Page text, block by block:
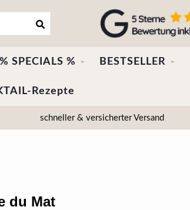
% SPECIALS % BESTSELLER
Rezepte
schneller & versicherter Versand
du Mat